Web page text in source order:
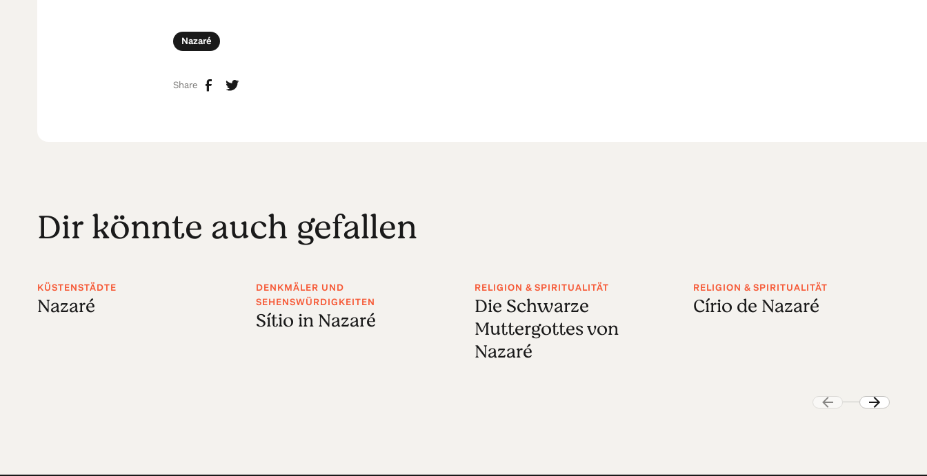
Nazaré
Share
Dir könnte auch gefallen
KÜSTENSTÄDTE
Nazaré
DENKMÄLER UND
SEHENSWÜRDIGKEITEN
Sítio in Nazaré
RELIGION & SPIRITUALITÄT
Die Schwarze
Muttergottes von
Nazaré
RELIGION & SPIRITUALITÄT
Círio de Nazaré